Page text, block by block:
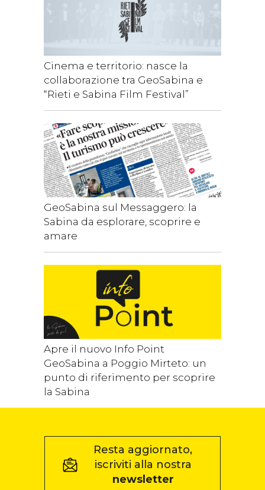
Cinema e territorio: nasce la
collaborazione tra GeoSabina e
“Rieti e Sabina Film Festival”
GeoSabina sul Messaggero: la
Sabina da esplorare, scoprire e
amare
Apre il nuovo Info Point
GeoSabina a Poggio Mirteto: un
punto di riferimento per scoprire
la Sabina
Resta aggiornato,
iscriviti alla nostra
newsletter